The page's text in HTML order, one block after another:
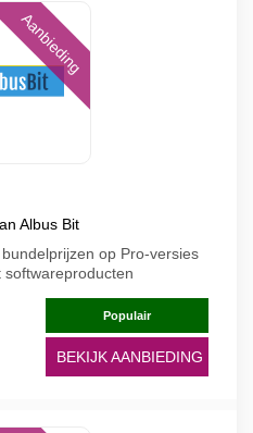
Aanbieding
Albus Bit
op Pro-versies
softwareproducten
Populair
BEKIJK AANBIEDING